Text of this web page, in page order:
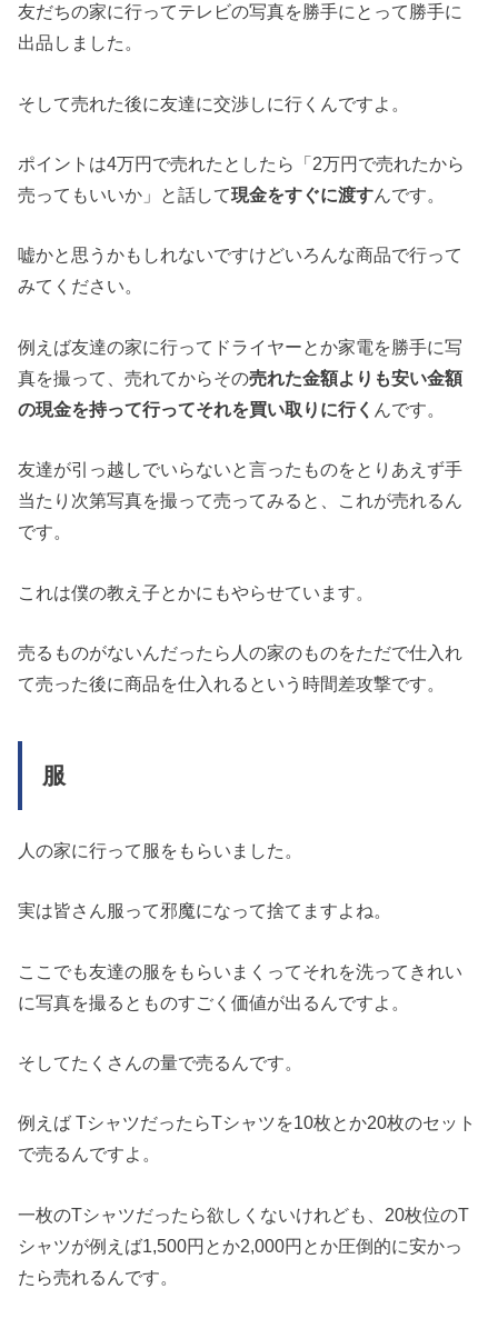
友だちの家に行ってテレビの写真を勝手にとって勝手に
出品しました。
そして売れた後に友達に交渉しに行くんですよ。
ポイントは4万円で売れたとしたら「2万円で売れたから
売ってもいいか」と話して現金をすぐに渡すんです。
嘘かと思うかもしれないですけどいろんな商品で行って
みてください。
例えば友達の家に行ってドライヤーとか家電を勝手に写
真を撮って、売れてからその売れた金額よりも安い金額
の現金を持って行ってそれを買い取りに行く んです。
友達が引っ越しでいらないと言ったものをとりあえず手
当たり次第写真を撮って売ってみると、これが売れるん
です。
これは僕の教え子とかにもやらせています。
売るものがないんだったら人の家のものをただで仕入れ
て売った後に商品を仕入れるという時間差攻撃です。
服
人の家に行って服をもらいました。
実は皆さん服って邪魔になって捨てますよね。
ここでも友達の服をもらいまくってそれを洗ってきれい
に写真を撮るとものすごく価値が出るんですよ。
そしてたくさんの量で売るんです。
例えば TシャツだったらTシャツを10枚とか20枚のセット
で売るんですよ。
一枚のTシャツだったら欲しくないけれども、20枚位のT
シャツが例えば1,500円とか2,000円とか圧倒的に安かっ
たら売れるんです。